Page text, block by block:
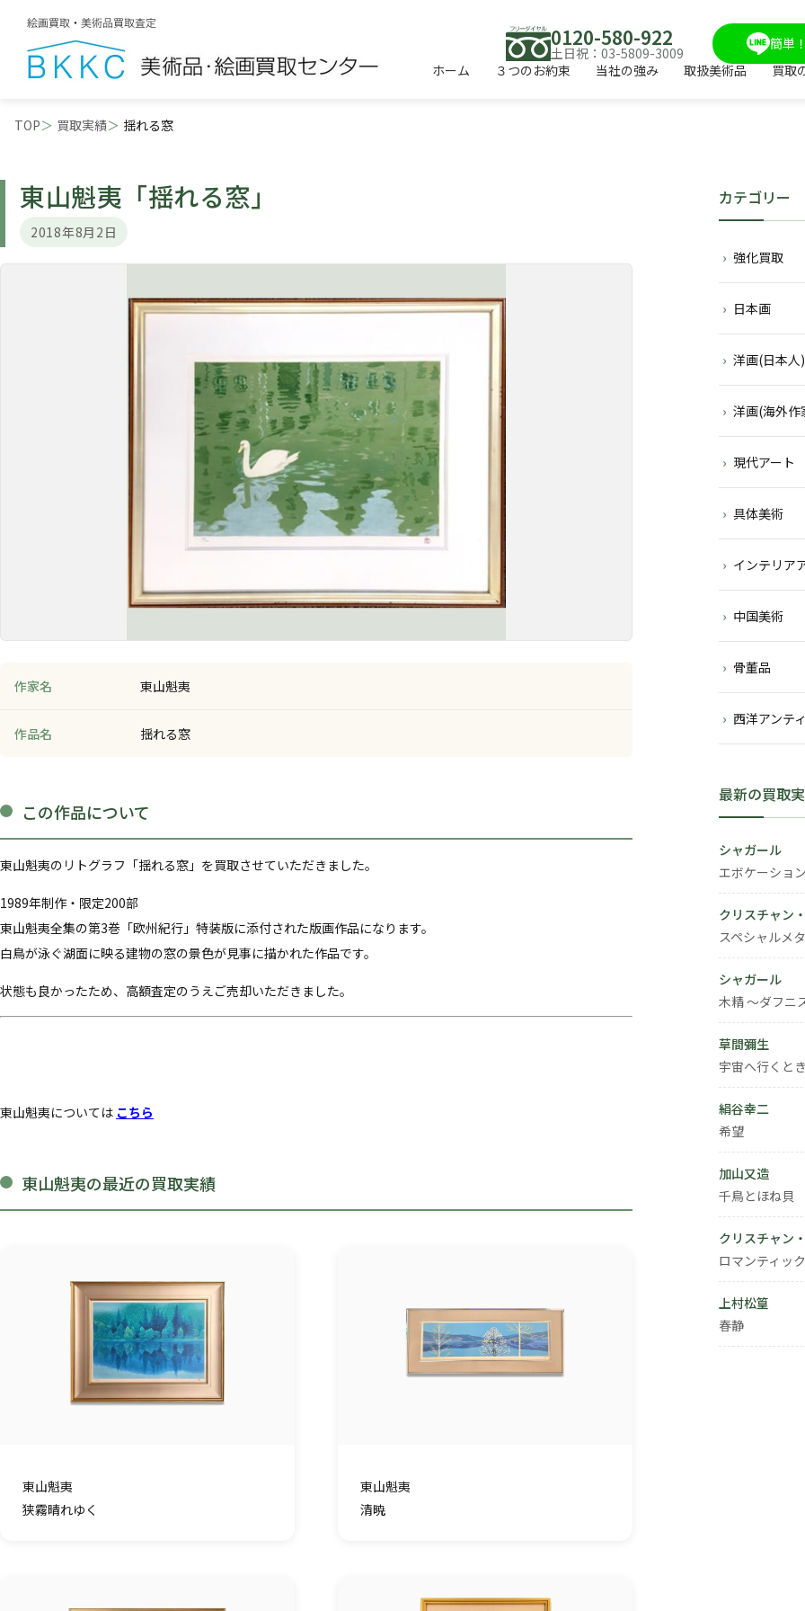
0120-580-922
土日祝：03-5809-3009
簡単
ホーム
３つのお約束 当社の強み 取扱美術品 買取
TOP 買取実績 揺れる窓
東山魁夷 「揺れる窓」
2018年8月2日
作家名 東山魁夷
作品名 揺れる窓
この作品について
東山魁夷のリトグラフ「揺れる窓」を買取させていただきました。
1989年制作・限定200部
東山魁夷全集の第3巻「欧州紀行」特装版に添付された版画作品になります。
白鳥が泳ぐ湖面に映る建物の窓の景色が見事に描かれた作品です。
状態も良かったため、高額査定のうえご売却いただきました。
東山魁夷については こちら
東山魁夷の最近の買取実績
東山魁夷
狭霧晴れゆく
東山魁夷
清暁
カテゴリー
強化買取
日本画
洋画(日本人)
洋画(海外作
現代アート
具体美術
インテリア
中国美術
骨董品
西洋アンテ
最新の買取
シャガール
エボケーション
クリスチャン
スペシャルメ
シャガール
木精 ～ダフニ
草間彌生
宇宙へ行くと
絹谷幸二
希望
加山又造
千鳥とほね貝
クリスチャン
ロマンティッ
上村松篁
春静